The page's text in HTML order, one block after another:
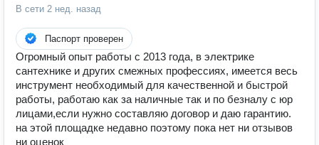
В сети 2 нед. назад
Паспорт проверен
Огромный опыт работы с 2013 года, в электрике
сантехнике и других смежных профессиях, имеется весь
инструмент необходимый для качественной и быстрой
работы, работаю как за наличные так и по безналу с юр
лицами,если нужно составляю договор и даю гарантию.
на этой площадке недавно поэтому пока нет ни отзывов
ни оценок